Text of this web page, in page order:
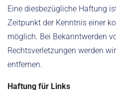
Eine diesbezügliche Haftung
Zeitpunkt der Kenntnis einer
möglich. Bei Bekanntwerden
Rechtsverletzungen werden
entfernen.
Haftung für Links